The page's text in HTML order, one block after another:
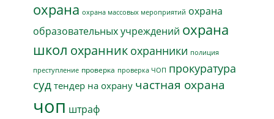
охрана охрана массовых мероприятий охрана
образовательных учреждений охрана
школ охранник охранники полиция
преступление проверка проверка ЧОП прокуратура
суд тендер на охрану частная охрана
чоп штраф